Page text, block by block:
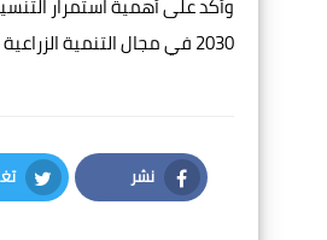
2030 في مجال التنمية الزراعية المستدامة وزيادة الصادرات.
نشر
Facebook